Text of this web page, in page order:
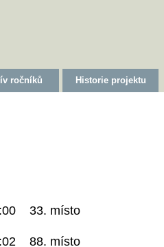
ročníků Historie projektu
33. místo
88. místo